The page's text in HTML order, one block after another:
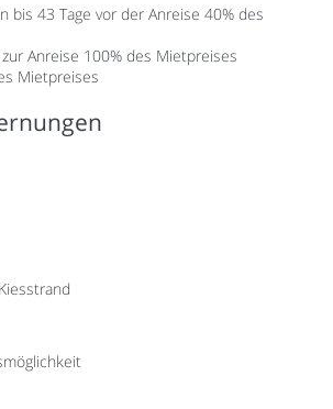
bis 43 Tage vor der Anreise 40% des
Anreise 100% des Mietpreises
Mietpreises